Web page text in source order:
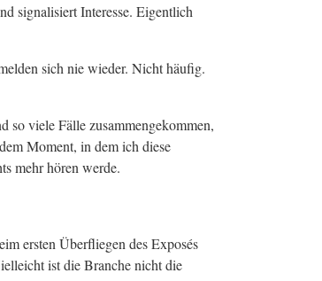
signalisiert Interesse. Eigentlich
sich nie wieder. Nicht häufig.
so viele Fälle zusammengekommen,
Moment, in dem ich diese
mehr hören werde.
ersten Überfliegen des Exposés
ist die Branche nicht die